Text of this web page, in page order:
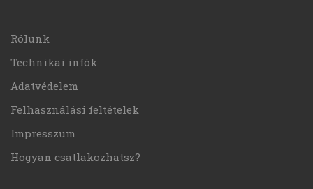
Rólunk
Technikai infók
Adatvédelem
Felhasználási feltételek
Impresszum
Hogyan csatlakozhatsz?